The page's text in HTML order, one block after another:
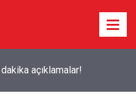
açıklamalar!